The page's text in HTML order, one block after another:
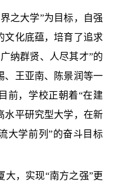
之大学”为目标，自强
文化底蕴，培育了追求
纳群贤、人尽其才”的
、王亚南、陈景润等一
前，学校正朝着“在建
水平研究型大学，在新
大学前列”的奋斗目标
，实现“南方之强”更